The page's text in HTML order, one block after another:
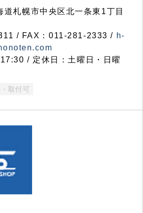
札幌市中央区北一条東1丁目
/ FAX：011-281-2333 / h-
/ 定休日：土曜日・日曜
取付可